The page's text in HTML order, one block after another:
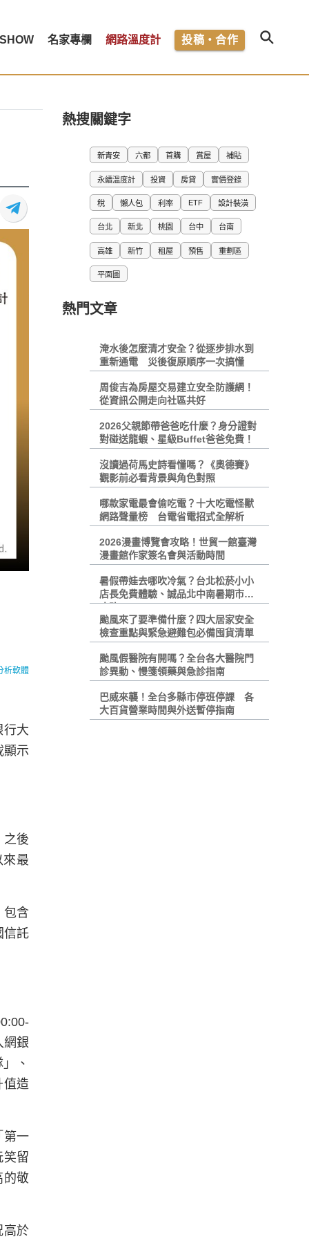
名家專欄 網路溫度計 投稿・合作
析軟體
行大
顯示
之後
最
包含
信託
網銀
、
值造
第一
笑留
的敬
高於
熱搜關鍵字
新青安 六都 首購 賞屋 補貼
永續溫度計 投資 房貸 實價登錄
稅 懶人包 利率 ETF 設計裝潢
台北 新北 桃園 台中 台南
高雄 新竹 租屋 預售 重劃區
平面圖
熱門文章
淹水後怎麼清才安全？從逐步排水到
重新通電 災後復原順序一次搞懂
周俊吉為房屋交易建立安全防護網！
從資訊公開走向社區共好
2026父親節帶爸爸吃什麼？身分證對
對碰送龍蝦、星級Buffet爸爸免費！
沒讀過荷馬史詩看懂嗎？《奧德賽》
觀影前必看背景與角色對照
哪款家電最會偷吃電？十大吃電怪獸
網路聲量榜 台電省電招式全解析
2026漫畫博覽會攻略！世貿一館臺灣
漫畫館作家簽名會與活動時間
暑假帶娃去哪吹冷氣？台北松菸小小
店長免費體驗、誠品北中南暑期市集
攻略
颱風來了要準備什麼？四大居家安全
檢查重點與緊急避難包必備囤貨清單
颱風假醫院有開嗎？全台各大醫院門
診異動、慢箋領藥與急診指南
巴威來襲！全台多縣市停班停課 各
大百貨營業時間與外送暫停指南